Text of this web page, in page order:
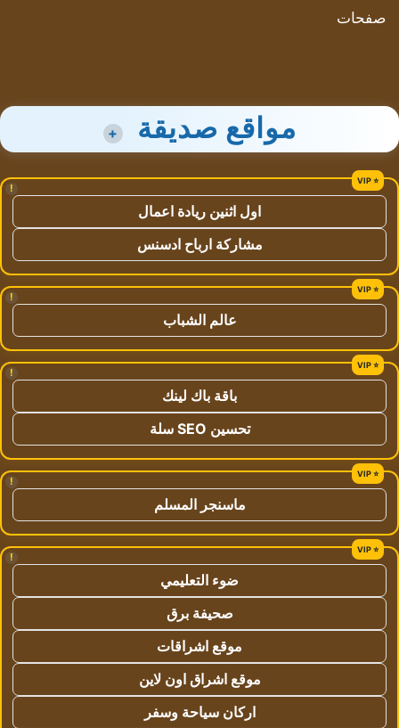
صفحات
مواقع صديقة +
!
اول اثنين ريادة اعمال
مشاركة ارباح ادسنس
!
عالم الشباب
!
باقة باك لينك
تحسين SEO سلة
!
ماسنجر المسلم
!
ضوء التعليمي
صحيفة برق
موقع اشراقات
موقع اشراق اون لاين
اركان سياحة وسفر